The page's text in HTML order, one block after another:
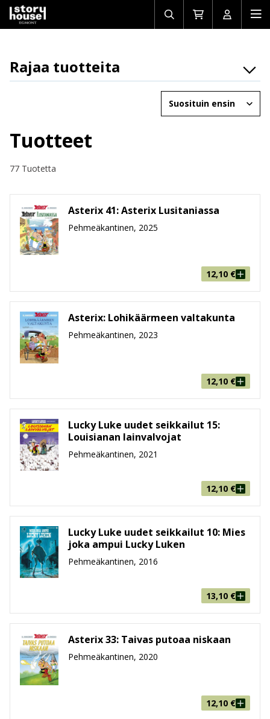
Avaa/sulje
haku
Siirry
ostoskoriin
Avaa/
Rajaa tuotteita
Osasto
Tuotemuoto
Hinta
Järjestä
Tuotteet
77 Tuotetta
Asterix 41: Asterix Lusitaniassa
Pehmeäkantinen, 2025
12,10 €
Asterix: Lohikäärmeen valtakunta
Pehmeäkantinen, 2023
12,10 €
Lucky Luke uudet seikkailut 15:
Louisianan lainvalvojat
Pehmeäkantinen, 2021
12,10 €
Lucky Luke uudet seikkailut 10: Mies
joka ampui Lucky Luken
Pehmeäkantinen, 2016
13,10 €
Asterix 33: Taivas putoaa niskaan
Pehmeäkantinen, 2020
12,10 €